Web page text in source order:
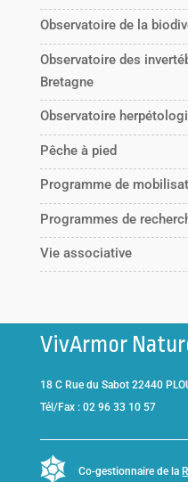
Observatoire de la
Observatoire des
Bretagne
Observatoire
Pêche à pied
Programme de
Programmes de
Vie associative
VivArmor
18 C Rue du Sabot 22440
Tél/Fax : 02 96 33 10 57
Co-gestionnaire de la